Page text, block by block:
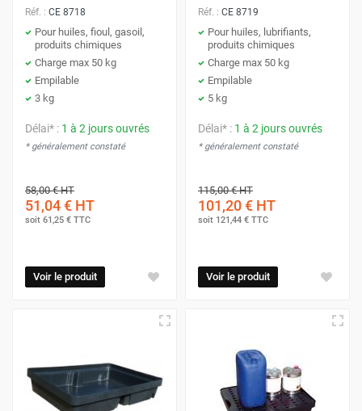
Réf. : CE 8718
Pour huiles, fioul, gasoil,
produits chimiques
Charge max 50 kg
Empilable
3 kg
Délai* : 1 à 2 jours ouvrés
* généralement constaté
58,00 €HT
51,04 € HT
soit 61,25 € TTC
Voir le produit
Réf. : CE 8719
Pour huiles, lubrifiants,
produits chimiques
Charge max 50 kg
Empilable
5 kg
Délai* : 1 à 2 jours ouvrés
* généralement constaté
115,00 €HT
101,20 € HT
soit 121,44 € TTC
Voir le produit